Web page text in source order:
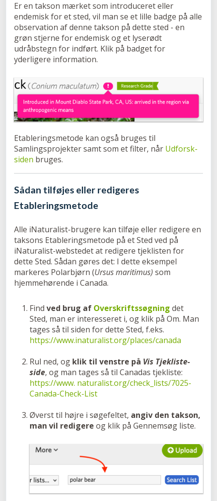
Er en takson mærket som introduceret eller
endemisk for et sted, vil man se et lille badge på alle
observation af denne takson på dette sted - en
grøn stjerne for endemisk og et lyserødt
udråbstegn for indført. Klik på badget for
yderligere information.
Etableringsmetode kan også bruges til
Samlingsprojekter samt som et filter, når Udforsk-
siden bruges.
Sådan tilføjes eller redigeres
Etableringsmetode
Alle iNaturalist-brugere kan tilføje eller redigere en
taksons Etableringsmetode på et Sted ved på
iNaturalist-webstedet at redigere tjeklisten for
dette Sted. Sådan gøres det: I dette eksempel
markeres Polarbjørn (Ursus maritimus) som
hjemmehørende i Canada.
Find ved brug af Overskriftssøgning det
Sted, man er interesseret i, og klik på Om. Man
tages så til siden for dette Sted, f.eks.
https://www.inaturalist.org/places/canada
Rul ned, og klik til venstre på Vis Tjekliste-
side, og man tages så til Canadas tjekliste:
https://www. naturalist.org/check_lists/7025-
Canada-Check-List
Øverst til højre i søgefeltet, angiv den takson,
man vil redigere og klik på Gennemsøg liste.